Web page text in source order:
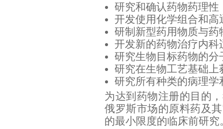
研究和确认药物药理性
开发使用化学组合和
研制新型药用物质与药
开发新的药物治疗内科
研究生物目标药物的
研究在生物工艺基础上
研究所有种类的病理学
为达到药物注册的目的
俄罗斯市场的原料药及
的最小限度的临床前研究